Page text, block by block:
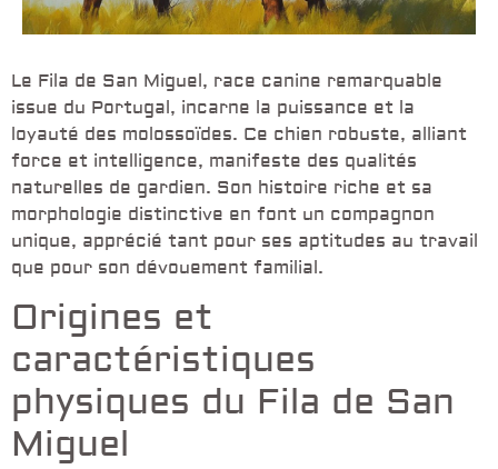
Le Fila de San Miguel, race canine remarquable
issue du Portugal, incarne la puissance et la
loyauté des molossoïdes. Ce chien robuste, alliant
force et intelligence, manifeste des qualités
naturelles de gardien. Son histoire riche et sa
morphologie distinctive en font un compagnon
unique, apprécié tant pour ses aptitudes au travail
que pour son dévouement familial.
Origines et
caractéristiques
physiques du Fila de San
Miguel